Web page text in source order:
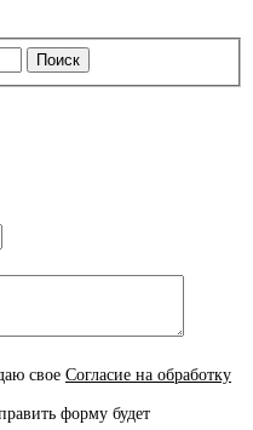
свое Согласие на обработку
форму будет